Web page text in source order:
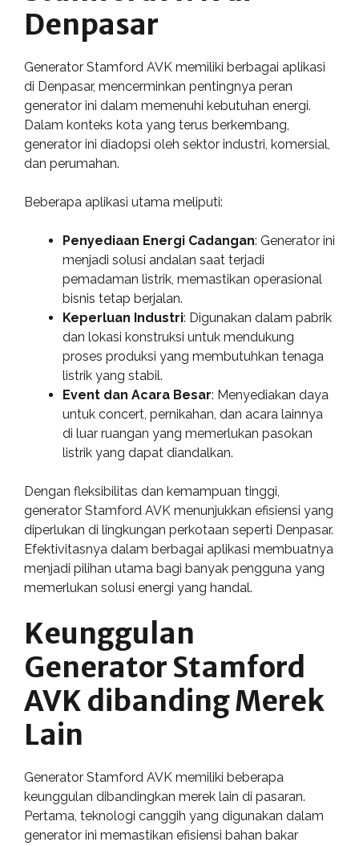
Denpasar
Generator Stamford AVK memiliki berbagai aplikasi
di Denpasar, mencerminkan pentingnya peran
generator ini dalam memenuhi kebutuhan energi.
Dalam konteks kota yang terus berkembang,
generator ini diadopsi oleh sektor industri, komersial,
dan perumahan.
Beberapa aplikasi utama meliputi:
Penyediaan Energi Cadangan: Generator ini
menjadi solusi andalan saat terjadi
pemadaman listrik, memastikan operasional
bisnis tetap berjalan.
Keperluan Industri: Digunakan dalam pabrik
dan lokasi konstruksi untuk mendukung
proses produksi yang membutuhkan tenaga
listrik yang stabil.
Event dan Acara Besar: Menyediakan daya
untuk concert, pernikahan, dan acara lainnya
di luar ruangan yang memerlukan pasokan
listrik yang dapat diandalkan.
Dengan fleksibilitas dan kemampuan tinggi,
generator Stamford AVK menunjukkan efisiensi yang
diperlukan di lingkungan perkotaan seperti Denpasar.
Efektivitasnya dalam berbagai aplikasi membuatnya
menjadi pilihan utama bagi banyak pengguna yang
memerlukan solusi energi yang handal.
Keunggulan
Generator Stamford
AVK dibanding Merek
Lain
Generator Stamford AVK memiliki beberapa
keunggulan dibandingkan merek lain di pasaran.
Pertama, teknologi canggih yang digunakan dalam
generator ini memastikan efisiensi bahan bakar